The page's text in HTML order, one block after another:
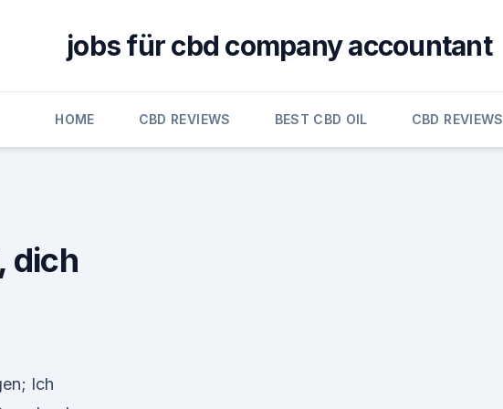
jobs für cbd company accountant
HOME CBD REVIEWS BEST CBD OIL CBD REVIEWS
dich
Ich